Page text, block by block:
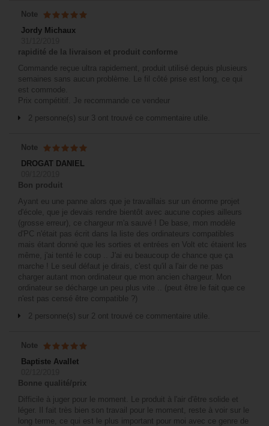
Note
Jordy Michaux
rapidité de la livraison et produit conforme
Commande reçue ultra rapidement, produit utilisé depuis plusieurs
semaines sans aucun problème. Le fil côté prise est long, ce qui
est commode.
Prix compétitif. Je recommande ce vendeur
2 personne(s) sur 3 ont trouvé ce commentaire utile.
Note
DROGAT DANIEL
Bon produit
Ayant eu une panne alors que je travaillais sur un énorme projet
d'école, que je devais rendre bientôt avec aucune copies ailleurs
(grosse erreur), ce chargeur m'a sauvé ! De base, mon modèle
d'PC n'était pas écrit dans la liste des ordinateurs compatibles
mais étant donné que les sorties et entrées en Volt etc étaient les
même, j'ai tenté le coup .. J'ai eu beaucoup de chance que ça
marche ! Le seul défaut je dirais, c'est qu'il a l'air de ne pas
charger autant mon ordinateur que mon ancien chargeur. Mon
ordinateur se décharge un peu plus vite .. (peut être le fait que ce
n'est pas censé être compatible ?)
2 personne(s) sur 2 ont trouvé ce commentaire utile.
Note
Baptiste Avallet
Bonne qualité/prix
Difficile à juger pour le moment. Le produit à l'air d'être solide et
léger. Il fait très bien son travail pour le moment, reste à voir sur le
long terme, ce qui est le plus important pour moi avec ce genre de